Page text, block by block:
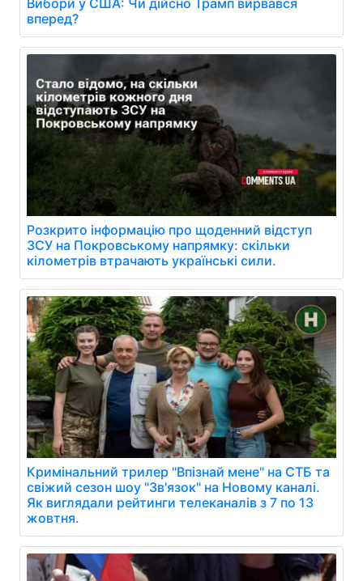
Вибори у США: Чи дійсно Трамп вирвався
вперед?
Розкрито інформацію про щоденний відступ
ЗСУ на Покровському напрямку: скільки
кілометрів втрачають українські сили.
Кримінальний трилер "Впізнай мене" на СТБ та
свіжий сезон шоу "Зв'язок" на Новому каналі.
Як виглядали рейтинги телеканалів з 7 по 13
жовтня.